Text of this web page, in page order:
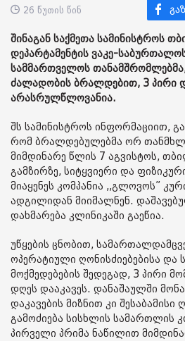
26 წუთის წინ
შინაგან საქმეთა სამინისტროს
დეპარტამენტის ვაკე-
სამმართველოს
ძალადობის ბრალდებით, 3 პირი
არასრულწლოვანია.
შს სამინისტროს ინფორმაციით,
რომ ბრალდებულებმა ორ
მიმდინარე წლის 7 აგვისტოს,
გამზირზე, სიტყვიერი და
მიაყენეს კომპანია ,,გლოვოს”
ადგილიდან მიიმალნენ.
დახმარება კლინიკაში გაეწია.
უწყების ცნობით,
ოპერატიული ღონისძიებებისა და
მოქმედებების შედეგად, 3 პირი
დღეს დააკავეს. დანაშაულში
დაკავების მიზნით კი შესაბამისი
გამოძიება სისხლის სამართლის
პირველი პრიმა ნაწილით